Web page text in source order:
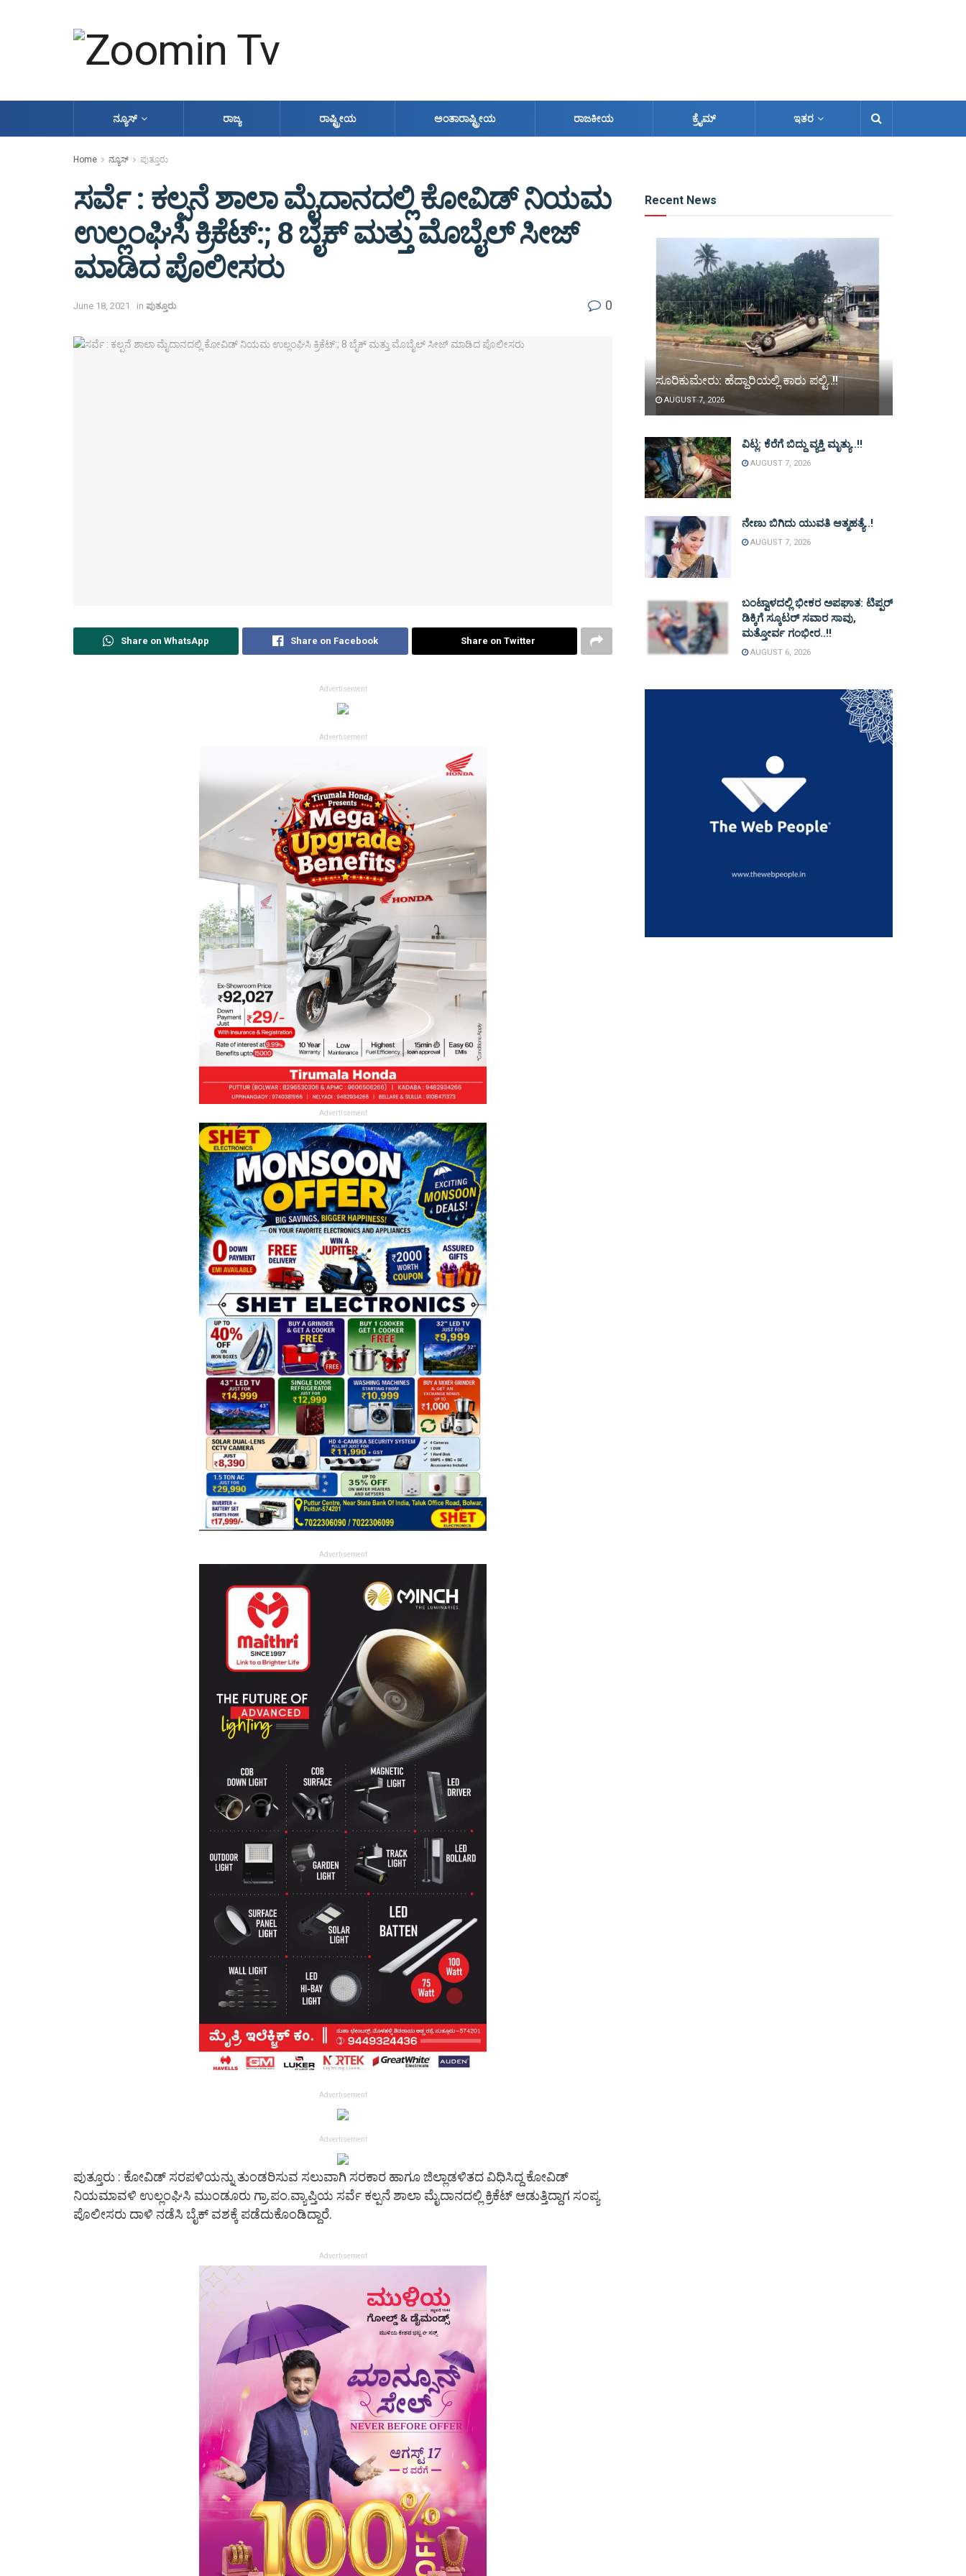
ನ್ಯೂಸ್ ರಾಜ್ಯ ರಾಷ್ಟ್ರೀಯ ಅಂತಾರಾಷ್ಟ್ರೀಯ ರಾಜಕೀಯ ಕ್ರೈಮ್ ಇತರ
Home ನ್ಯೂಸ್ ಪುತ್ತೂರು
ಸರ್ವೆ : ಕಲ್ಪನೆ ಶಾಲಾ ಮೈದಾನದಲ್ಲಿ ಕೋವಿಡ್ ನಿಯಮ
ಉಲ್ಲಂಘಿಸಿ ಕ್ರಿಕೆಟ್:; 8 ಬೈಕ್ ಮತ್ತು ಮೊಬೈಲ್ ಸೀಜ್
ಮಾಡಿದ ಪೊಲೀಸರು
June 18, 2021 in ಪುತ್ತೂರು 0
Share on WhatsApp Share on Facebook Share on Twitter
Advertisement
Advertisement
Advertisement
Advertisement
Advertisement
Advertisement
ಪುತ್ತೂರು : ಕೋವಿಡ್ ಸರಪಳಿಯನ್ನು ತುಂಡರಿಸುವ ಸಲುವಾಗಿ ಸರಕಾರ ಹಾಗೂ ಜಿಲ್ಲಾಡಳಿತದ ವಿಧಿಸಿದ್ದ ಕೋವಿಡ್
ನಿಯಮಾವಳಿ ಉಲ್ಲಂಘಿಸಿ ಮುಂಡೂರು ಗ್ರಾ.ಪಂ.ವ್ಯಾಪ್ತಿಯ ಸರ್ವೆ ಕಲ್ಪನೆ ಶಾಲಾ ಮೈದಾನದಲ್ಲಿ ಕ್ರಿಕೆಟ್ ಆಡುತ್ತಿದ್ದಾಗ ಸಂಪ್ಯ
ಪೊಲೀಸರು ದಾಳಿ ನಡೆಸಿ ಬೈಕ್ ವಶಕ್ಕೆ ಪಡೆದುಕೊಂಡಿದ್ದಾರೆ.
Advertisement
Recent News
ಸೂರಿಕುಮೇರು: ಹೆದ್ದಾರಿಯಲ್ಲಿ ಕಾರು ಪಲ್ಟಿ..!!
AUGUST 7, 2026
ವಿಟ್ಲ: ಕೆರೆಗೆ ಬಿದ್ದು ವ್ಯಕ್ತಿ ಮೃತ್ಯು..!!
AUGUST 7, 2026
ನೇಣು ಬಿಗಿದು ಯುವತಿ ಆತ್ಮಹತ್ಯೆ..!
AUGUST 7, 2026
ಬಂಟ್ವಾಳದಲ್ಲಿ ಭೀಕರ ಅಪಘಾತ: ಟಿಪ್ಪರ್
ಡಿಕ್ಕಿಗೆ ಸ್ಕೂಟರ್ ಸವಾರ ಸಾವು,
ಮತ್ತೋರ್ವ ಗಂಭೀರ..!!
AUGUST 6, 2026